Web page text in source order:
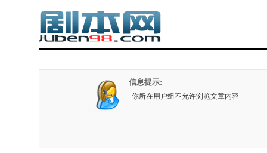
信息提示:
你所在用户组不允许浏览文章内容